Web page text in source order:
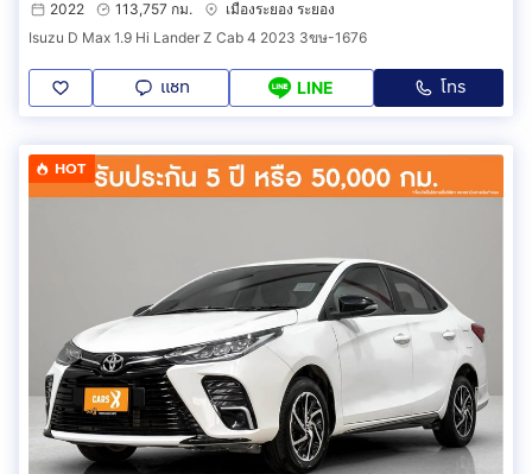
2022
113,757 กม.
เมืองระยอง ระยอง
Isuzu D Max 1.9 Hi Lander Z Cab 4 2023 3ขษ-1676
แชท LINE โทร
HOT